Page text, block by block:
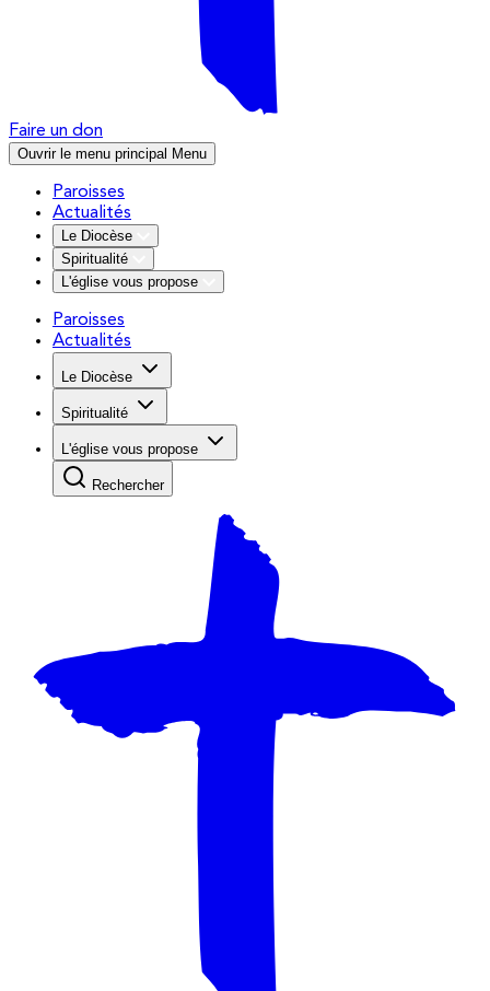
Faire un don
Ouvrir le menu principal Menu
Paroisses
Actualités
Le Diocèse
Spiritualité
L'église vous propose
Paroisses
Actualités
Le Diocèse
Spiritualité
L'église vous propose
Rechercher